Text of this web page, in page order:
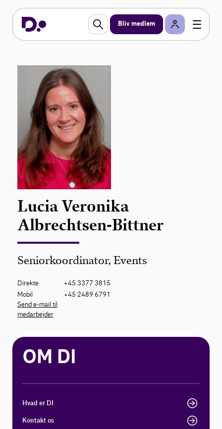
Bliv medlem
Lucia Veronika
Albrechtsen-Bittner
Seniorkoordinator, Events
Direkte
+45 3377 3815
Mobil
+45 2489 6791
Send e-mail til
medarbejder
OM DI
Hvad er DI
Kontakt os